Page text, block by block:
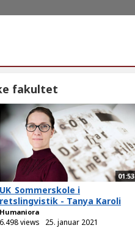
fakultet
01:53
UK_Sommerskole i
retslingvistik - Tanya Karoli
Humaniora
6.498 views 25. januar 2021